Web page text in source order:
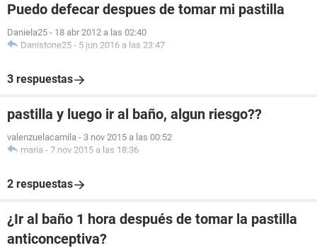
Puedo defecar despues de tomar mi pastilla
Daniela25 - 18 abr 2012 a las 02:40
Danistone25 - 5 jun 2016 a las 23:47
3 respuestas
pastilla y luego ir al baño, algun riesgo??
valenzuelacamila - 3 nov 2015 a las 00:52
maria - 7 nov 2015 a las 18:36
2 respuestas
¿Ir al baño 1 hora después de tomar la pastilla
anticonceptiva?